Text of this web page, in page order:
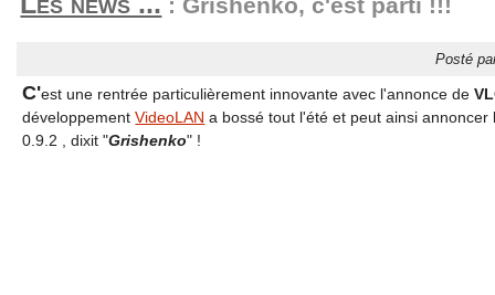
: Grishenko, c'est parti !!!
Posté
C'est une rentrée particulièrement innovante avec l'annonce de
développementVideoLAN a bossé tout l'été et peut ainsi
0.9.2 , dixit "Grishenko" !